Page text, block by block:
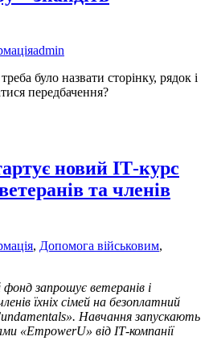
admin
було назвати сторінку, рядок і
передбачення?
новий ІТ-курс
та членів
, Допомога військовим,
запрошує ветеранів і
їхніх сімей на безоплатний
Навчання запускають
«EmpowerU» від ІТ-компанії